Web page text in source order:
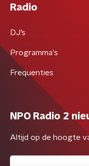
Radio
DJ’s
Programma's
Frequenties
NPO Radio 2
Altijd op de hoogte